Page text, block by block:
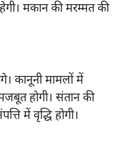
मकान की मरम्मत की
कानूनी मामलों में
होगी। संतान की
में वृद्धि होगी।